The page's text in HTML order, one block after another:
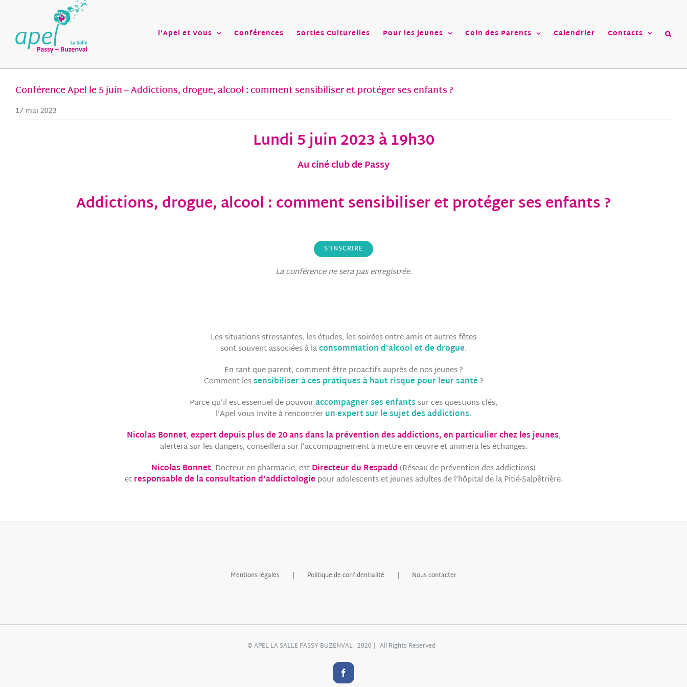
l’Apel et Vous Conférences Sorties Culturelles Pour les jeunes Coin des Parents Calendrier Contacts
Conférence Apel le 5 juin – Addictions, drogue, alcool : comment sensibiliser et protéger ses enfants ?
17 mai 2023
Lundi 5 juin 2023 à 19h30
Au ciné club de Passy
Addictions, drogue, alcool : comment sensibiliser et protéger ses enfants ?
S’INSCRIRE
La conférence ne sera pas enregistrée.
Les situations stressantes, les études, les soirées entre amis et autres fêtes
sont souvent associées à laconsommation d’alcool et de drogue.
En tant que parent, comment être proactifs auprès de nos jeunes ?
Comment lessensibiliser à ces pratiques à haut risque pour leur santé ?
Parce qu’il est essentiel de pouvoiraccompagner ses enfants sur ces questions-clés,
l’Apel vous invite à rencontrerun expert sur le sujet des addictions.
Nicolas Bonnet,expert depuis plus de 20 ans dans la prévention des addictions, en particulier chez les jeunes,
alertera sur les dangers, conseillera sur l’accompagnement à mettre en œuvre et animera les échanges.
Nicolas Bonnet, Docteur en pharmacie, estDirecteur du Respadd (Réseau de prévention des addictions)
etresponsable de la consultation d’addictologie pour adolescents et jeunes adultes de l’hôpital de la Pitié-Salpêtrière.
Mentions légales Politique de confidentialité Nous contacter
© APEL LA SALLE PASSY BUZENVAL 2020 | All Rights Reserved